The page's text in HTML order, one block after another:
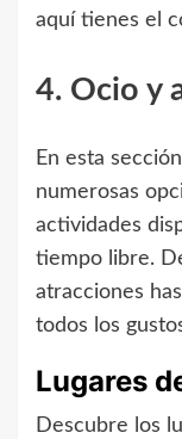
aquí tienes el
4. Ocio y
En esta
numerosas
actividades
tiempo libre.
atracciones
todos los
Lugares
Descubre los